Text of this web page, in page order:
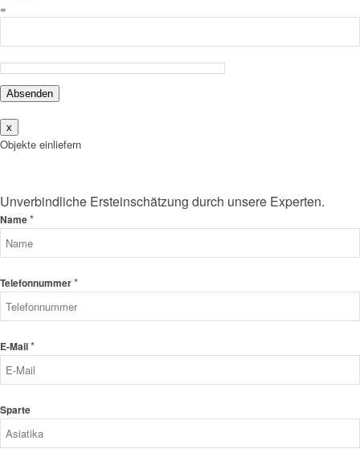
=
Absenden
x
Objekte einliefern
Unverbindliche Ersteinschätzung durch unsere Experten.
Name*
Telefonnummer*
E-Mail*
Sparte